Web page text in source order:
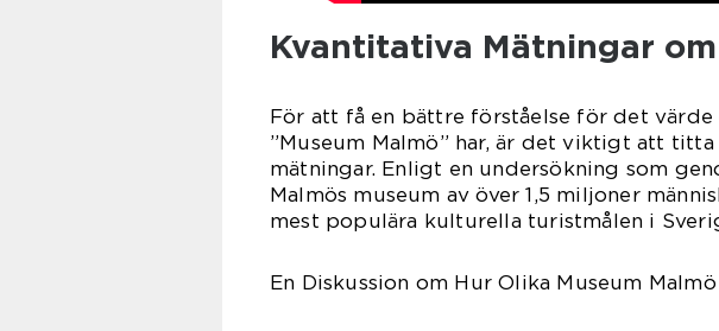
Kvantitativa Mätningar
För att få en bättre förståelse för det
”Museum Malmö” har, är det viktigt att
mätningar. Enligt en undersökning som
Malmös museum av över 1,5 miljoner
mest populära kulturella turistmålen i
En Diskussion om Hur Olika Museum